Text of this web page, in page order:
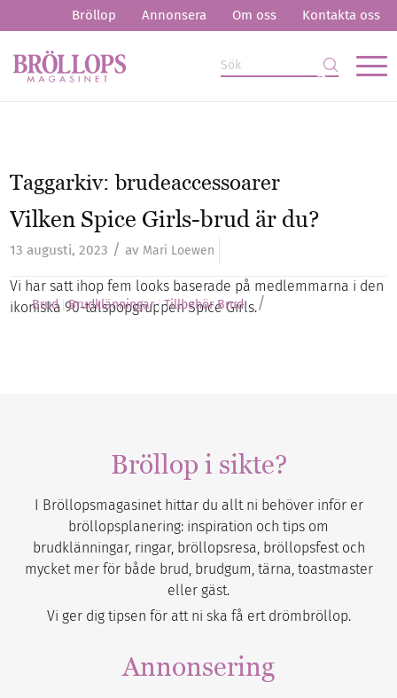
Bröllop Annonsera Om oss Kontakta oss
Taggarkiv:brudeaccessoarer
Vilken Spice Girls-brud är du?
13 augusti, 2023 / av Mari Loewen
Vi har satt ihop fem looks baserade på medlemmarna i den
ikoniska 90-talspopgruppen Spice Girls.
Brud Brudklänningar Tillbehör Brud /
Bröllop i sikte?
I Bröllopsmagasinet hittar du allt ni behöver inför er
bröllopsplanering: inspiration och tips om
brudklänningar, ringar, bröllopsresa, bröllopsfest och
mycket mer för både brud, brudgum, tärna, toastmaster
eller gäst.
Vi ger dig tipsen för att ni ska få ert drömbröllop.
Annonsering